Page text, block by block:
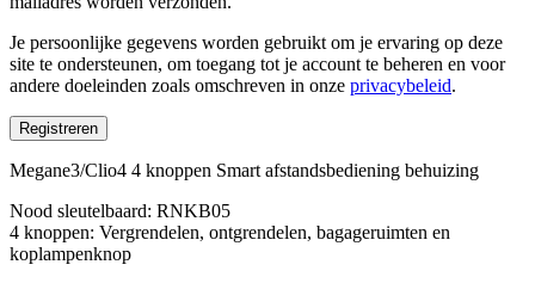
Je persoonlijke gegevens worden gebruikt om je ervaring op deze
site te ondersteunen, om toegang tot je account te beheren en voor
andere doeleinden zoals omschreven in onze privacybeleid.
Registreren
Megane3/Clio4 4 knoppen Smart afstandsbediening behuizing
Nood sleutelbaard: RNKB05
4 knoppen: Vergrendelen, ontgrendelen, bagageruimten en
koplampenknop